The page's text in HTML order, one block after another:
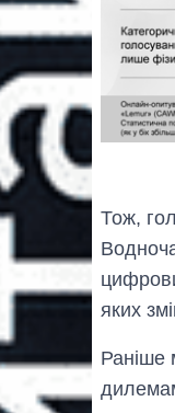
Тож,
яких
Раніше